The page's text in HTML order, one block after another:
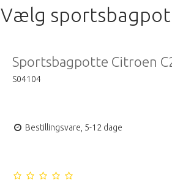
Vælg
Sportsbagpotte Citroen
S04104
Bestillingsvare, 5-12 dage